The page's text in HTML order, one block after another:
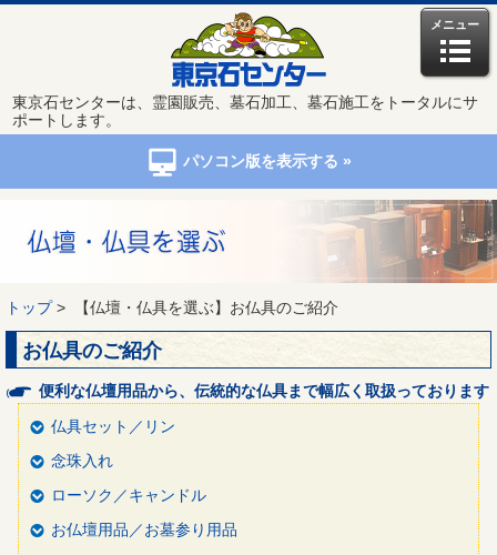
東京石センターは、霊園販売、墓石加工、墓石施工をトータルにサ
ポートします。
メニュー
パソコン版を表示する »
トップ> 【仏壇・仏具を選ぶ】お仏具のご紹介
お仏具のご紹介
便利な仏壇用品から、伝統的な仏具まで幅広く取扱っております
仏具セット／リン
念珠入れ
ローソク／キャンドル
お仏壇用品／お墓参り用品